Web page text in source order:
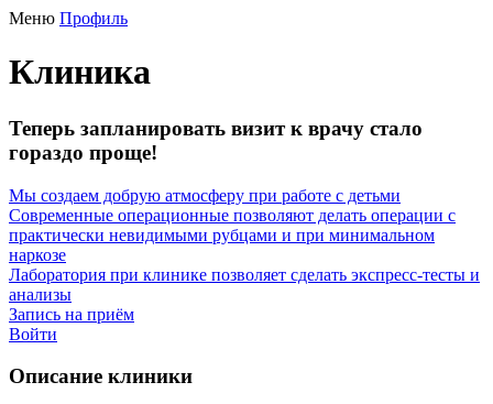
Меню Профиль
Клиника
Теперь запланировать визит к врачу стало
гораздо проще!
Мы создаем добрую атмосферу при работе с детьми
Современные операционные позволяют делать операции с
практически невидимыми рубцами и при минимальном
наркозе
Лаборатория при клинике позволяет сделать экспресс-тесты и
анализы
Запись на приём
Войти
Описание клиники